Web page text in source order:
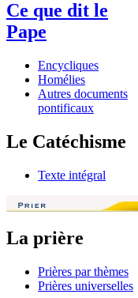
Ce que dit le
Pape
Encycliques
Homélies
Autres documents
pontificaux
Le Catéchisme
Texte intégral
La prière
Prières par thèmes
Prières universelles